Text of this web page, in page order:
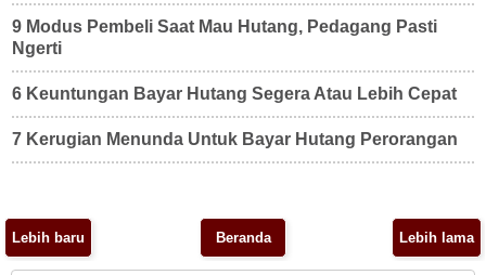
9 Modus Pembeli Saat Mau Hutang, Pedagang Pasti
Ngerti
6 Keuntungan Bayar Hutang Segera Atau Lebih Cepat
7 Kerugian Menunda Untuk Bayar Hutang Perorangan